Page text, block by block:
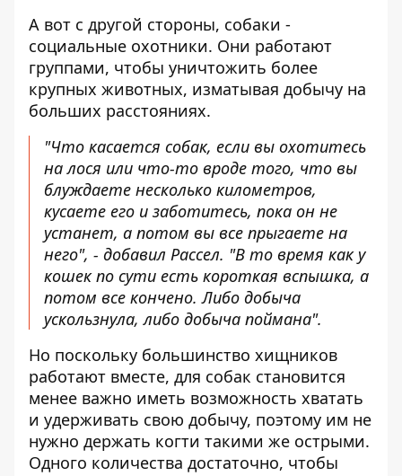
А вот с другой стороны, собаки -
социальные охотники. Они работают
группами, чтобы уничтожить более
крупных животных, изматывая добычу на
больших расстояниях.
"Что касается собак, если вы охотитесь
на лося или что-то вроде того, что вы
блуждаете несколько километров,
кусаете его и заботитесь, пока он не
устанет, а потом вы все прыгаете на
него", - добавил Рассел. "В то время как у
кошек по сути есть короткая вспышка, а
потом все кончено. Либо добыча
ускользнула, либо добыча поймана".
Но поскольку большинство хищников
работают вместе, для собак становится
менее важно иметь возможность хватать
и удерживать свою добычу, поэтому им не
нужно держать когти такими же острыми.
Одного количества достаточно, чтобы